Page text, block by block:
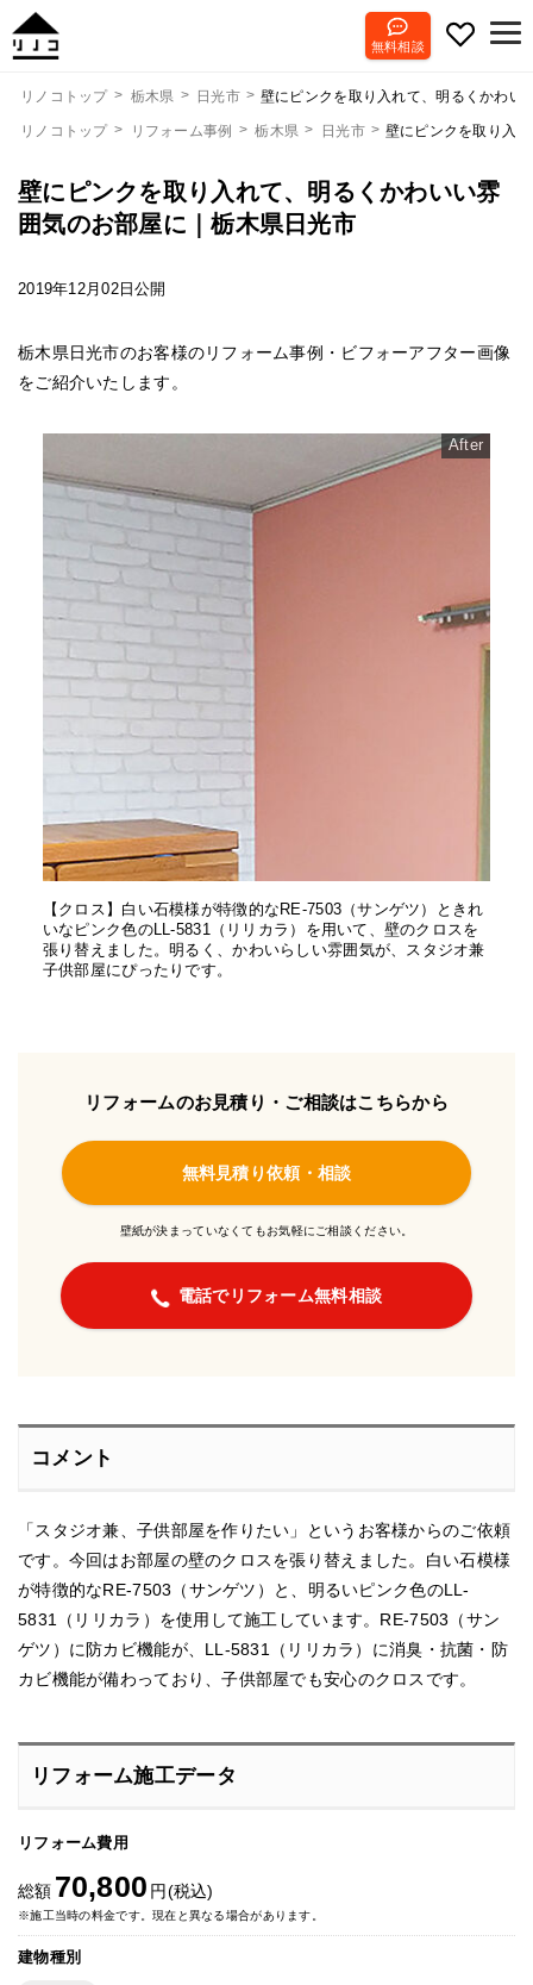
無料相談
リノコトップ 栃木県 日光市 壁にピンクを取り入れて、明るくかわい
リノコトップ リフォーム事例 栃木県 日光市 壁にピンクを取り入
壁にピンクを取り入れて、明るくかわいい雰
囲気のお部屋に｜栃木県日光市
2019年12月02日公開
栃木県日光市のお客様のリフォーム事例・ビフォーアフター画像
をご紹介いたします。
After
【クロス】白い石模様が特徴的なRE-7503（サンゲツ）ときれ
いなピンク色のLL-5831（リリカラ）を用いて、壁のクロスを
張り替えました。明るく、かわいらしい雰囲気が、スタジオ兼
子供部屋にぴったりです。
リフォームのお見積り・ご相談はこちらから
無料見積り依頼・相談
壁紙が決まっていなくてもお気軽にご相談ください。
電話でリフォーム無料相談
コメント
「スタジオ兼、子供部屋を作りたい」というお客様からのご依頼
です。今回はお部屋の壁のクロスを張り替えました。白い石模様
が特徴的なRE-7503（サンゲツ）と、明るいピンク色のLL-
5831（リリカラ）を使用して施工しています。RE-7503（サン
ゲツ）に防カビ機能が、LL-5831（リリカラ）に消臭・抗菌・防
カビ機能が備わっており、子供部屋でも安心のクロスです。
リフォーム施工データ
リフォーム費用
総額 70,800 円(税込)
※施工当時の料金です。現在と異なる場合があります。
建物種別